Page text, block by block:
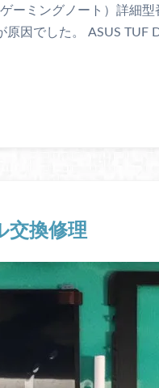
ーミングノート）詳細型
因でした。 ASUS TUF
交換修理